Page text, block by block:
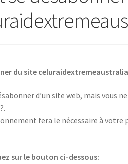
du site
d’un site web, mais vous
fera le nécessaire à votre
sur le bouton ci-dessous: